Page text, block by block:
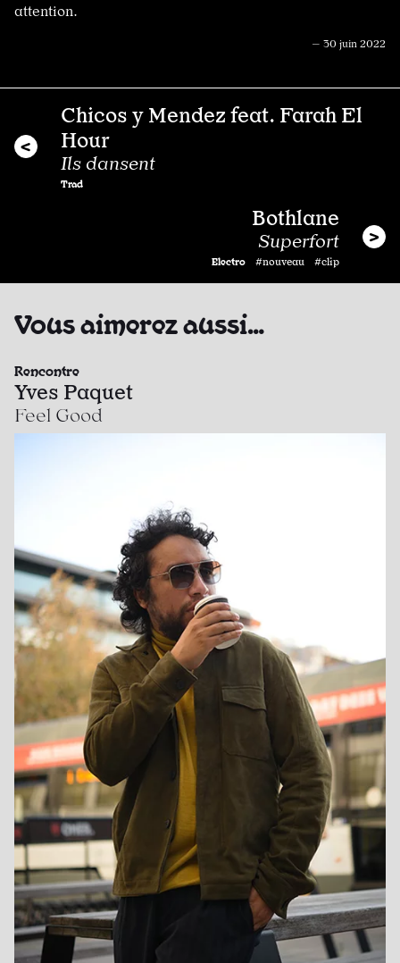
attention.
— 30 juin 2022
Chicos y Mendez feat. Farah El
Hour
Ils dansent
Trad
Bothlane
Superfort
Electro #nouveau #clip
Vous aimerez aussi…
Rencontre
Yves Paquet
Feel Good